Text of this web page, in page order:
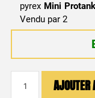
pyrex Mini
Vendu par 2
AJOUTER